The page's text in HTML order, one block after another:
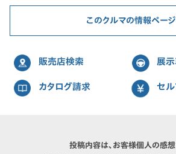
このクルマの情報ペー
販売店検索 展示
カタログ請求 セル
投稿内容は、お客様個人の感想